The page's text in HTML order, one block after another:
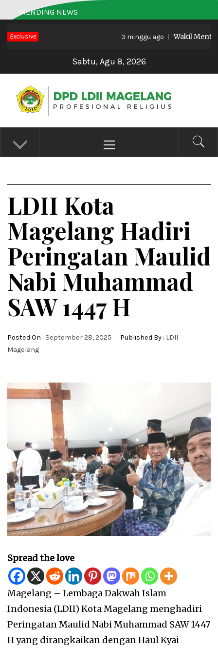
to
content
TRENDING NEWS
Exclusive 3 minggu ago Wakil Menteri
Sabtu, Agu 8, 2026
DPD LDII MAGELANG
Profesional Religius
Menu
LDII Kota
Magelang Hadiri
Peringatan Maulid
Nabi Muhammad
SAW 1447 H
Posted On : September 28, 2025 Published By : LDII
Magelang
Spread the love
Magelang – Lembaga Dakwah Islam
Indonesia (LDII) Kota Magelang menghadiri
Peringatan Maulid Nabi Muhammad SAW 1447
H yang dirangkaikan dengan Haul Kyai